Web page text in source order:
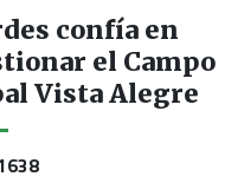
confía en
el Campo
Vista Alegre